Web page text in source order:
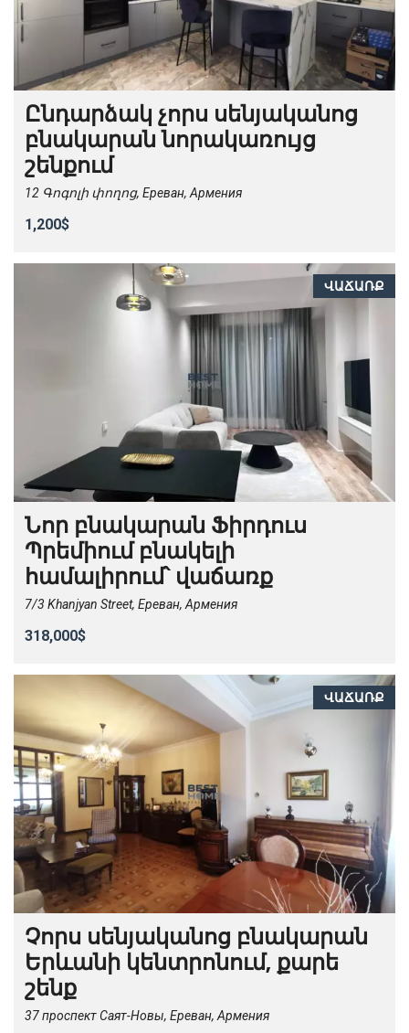
Ընդարձակ չորս սենյականոց
բնակարան նորակառույց
շենքում
12 Գոգոլի փողոց, Ереван, Армения
1,200$
ՎԱՃԱՌՔ
Նոր բնակարան Ֆիրդուս
Պրեմիում բնակելի
համալիրում՝ վաճառք
7/3 Khanjyan Street, Ереван, Армения
318,000$
ՎԱՃԱՌՔ
Չորս սենյականոց բնակարան
Երևանի կենտրոնում, քարե
շենք
37 проспект Саят-Новы, Ереван, Армения